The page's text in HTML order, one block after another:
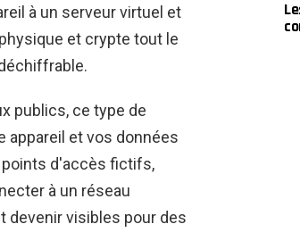
à un serveur virtuel et
et crypte tout le
publics, ce type de
appareil et vos données
points d'accès fictifs,
à un réseau
devenir visibles pour des